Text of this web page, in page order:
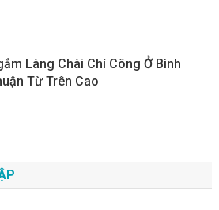
Làng Chài Chí Công Ở Bình
Từ Trên Cao